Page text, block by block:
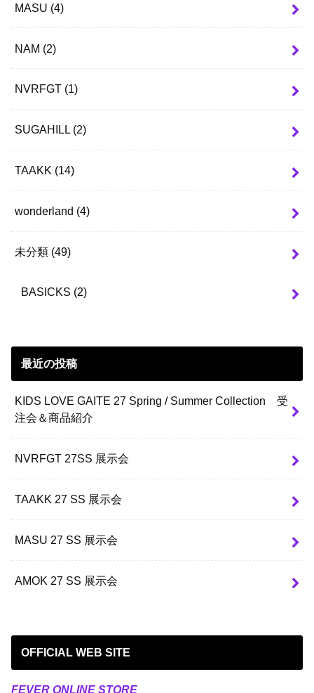
MASU (4)
NAM (2)
NVRFGT (1)
SUGAHILL (2)
TAAKK (14)
wonderland (4)
未分類 (49)
BASICKS (2)
最近の投稿
KIDS LOVE GAITE 27 Spring / Summer Collection 受
注会＆商品紹介
NVRFGT 27SS 展示会
TAAKK 27 SS 展示会
MASU 27 SS 展示会
AMOK 27 SS 展示会
OFFICIAL WEB SITE
FEVER ONLINE STORE